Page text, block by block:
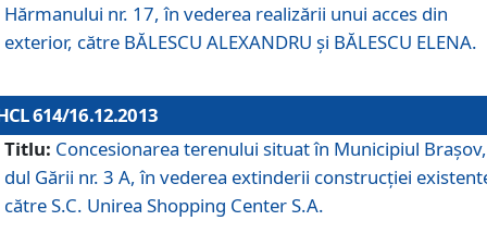
Hărmanului nr. 17, în vederea realizării unui acces din
exterior, către BĂLESCU ALEXANDRU şi BĂLESCU ELENA.
614/16.12.2013
Titlu: Concesionarea terenului situat în Municipiul
dul Gării nr. 3 A, în vederea extinderii construcţiei
către S.C. Unirea Shopping Center S.A.